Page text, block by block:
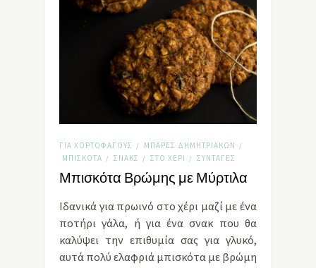
ΓΙΑ ΧΟΡΤΟΦΆΓΟΥΣ / ΜΠΆΡΕΣ ΔΗΜΗΤΡΙΑΚΏΝ /
ΜΠΙΣΚΌΤΑ / ΣΝΑΚΣ / ΣΤΟ ΧΈΡΙ / ΣΥΝΤΑΓΈΣ
Μπισκότα Βρώμης με Μύρτιλα
Ιδανικά για πρωινό στο χέρι μαζί με ένα
ποτήρι γάλα, ή για ένα σνακ που θα
καλύψει την επιθυμία σας για γλυκό,
αυτά πολύ ελαφριά μπισκότα με βρώμη